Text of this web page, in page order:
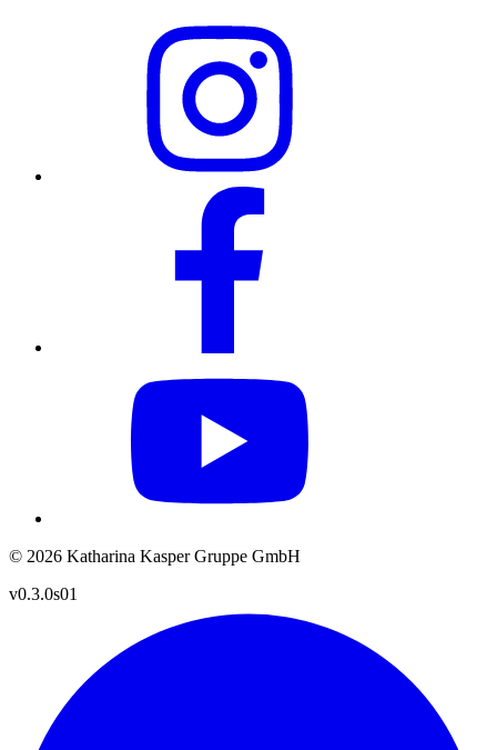
© 2026 Katharina Kasper Gruppe GmbH
v0.3.0s01